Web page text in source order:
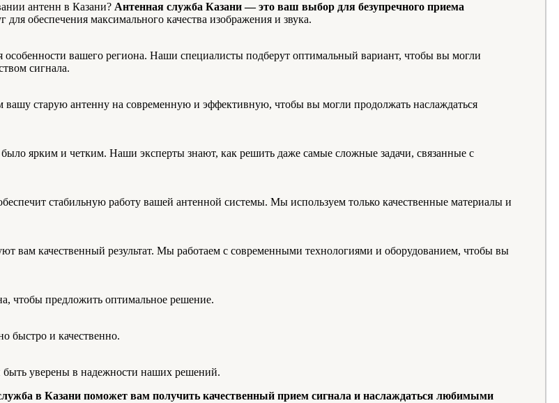
антенн в Казани? Антенная служба Казани — это ваш выбор для безупречного приема
обеспечения максимального качества изображения и звука.
вашего региона. Наши специалисты подберут оптимальный вариант, чтобы вы могли
сигнала.
старую антенну на современную и эффективную, чтобы вы могли продолжать наслаждаться
ярким и четким. Наши эксперты знают, как решить даже самые сложные задачи, связанные с
стабильную работу вашей антенной системы. Мы используем только качественные материалы и
вам качественный результат. Мы работаем с современными технологиями и оборудованием, чтобы вы
чтобы предложить оптимальное решение.
быстро и качественно.
уверены в надежности наших решений.
в Казани поможет вам получить качественный прием сигнала и наслаждаться любимыми